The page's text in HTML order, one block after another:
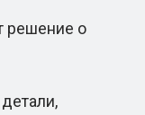
решение о